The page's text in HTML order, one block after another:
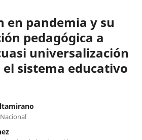
en pandemia y su
pedagógica a
universalización
el sistema educativo